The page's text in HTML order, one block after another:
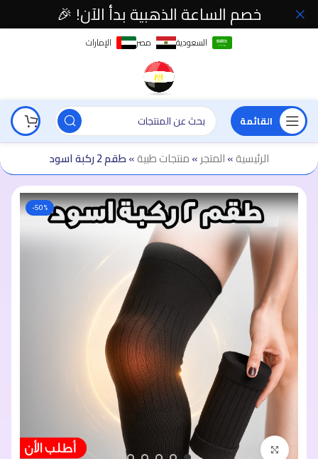
السعودية مصر الإمارات
القائمة
الرئيسية»المتجر»منتجات طبية»طقم 2 ركبة اسود
-50%
اضغط للتكبير
خصم الساعة الذهبية بدأ الآن! 🎉